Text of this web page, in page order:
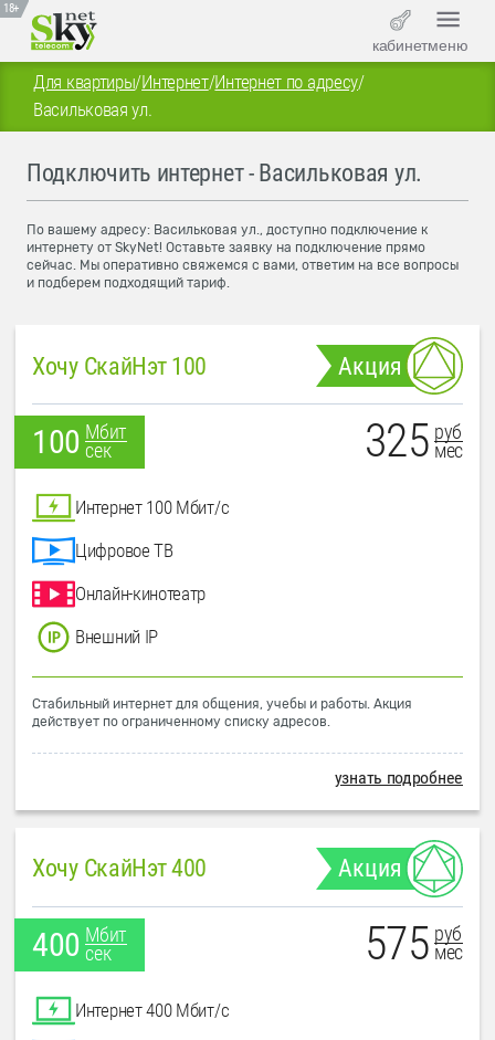
18+
кабинетменю
Для квартиры/Интернет/Интернет по адресу/
Васильковая ул.
Подключить интернет - Васильковая ул.
По вашему адресу: Васильковая ул., доступно подключение к
интернету от SkyNet! Оставьте заявку на подключение прямо
сейчас. Мы оперативно свяжемся с вами, ответим на все вопросы
и подберем подходящий тариф.
Хочу СкайНэт 100 Акция
100 Мбит
сек
325 руб
мес
Интернет 100 Мбит/с
Цифровое ТВ
Онлайн-кинотеатр
Внешний IP
Стабильный интернет для общения, учебы и работы. Акция
действует по ограниченному списку адресов.
узнать подробнее
Хочу СкайНэт 400 Акция
400 Мбит
сек
575 руб
мес
Интернет 400 Мбит/с